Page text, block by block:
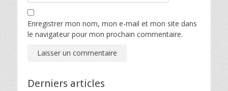
Enregistrer mon nom, mon e-mail et mon site dans
le navigateur pour mon prochain commentaire.
Derniers articles